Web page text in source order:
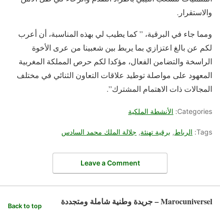
والاستقرار.
ومما جاء في البرقية، ” كما يطيب لي بهذه المناسبة، أن أعرب
لكم عن بالغ اعتزازي بما يربط بين شعبينا من عرى الأخوة
الراسخة والتضامن الفعال، مؤكدا لكم حرص المملكة المغربية
المعهود على مواصلة توطيد علاقات التعاون الثنائي في مختلف
المجالات ذات الاهتمام المشترك”.
Categories: الأنشطة الملكية
Tags: الرباط, برقية تهنئة, جلالة الملك محمد السادس
Leave a Comment
Marocuniversel – جريدة وطنية شاملة ومتجددة Back to top